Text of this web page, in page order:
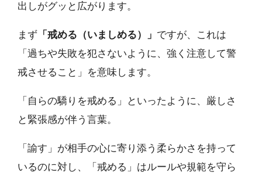
出しがグッと広がります。
まず 「戒める（いましめる）」 ですが、これは
「過ちや失敗を犯さないように、強く注意して警
戒させること」を意味します。
「自らの驕りを戒める」といったように、厳しさ
と緊張感が伴う言葉。
「諭す」が相手の心に寄り添う柔らかさを持って
いるのに対し、「戒める」はルールや規範を守ら